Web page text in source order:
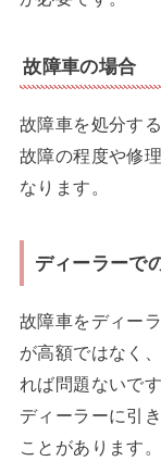
故障車の場合
故障車を処分す
故障の程度や修
なります。
ディーラーで
故障車をディー
が高額ではなく
れば問題ないで
ディーラーに引
ことがあります。